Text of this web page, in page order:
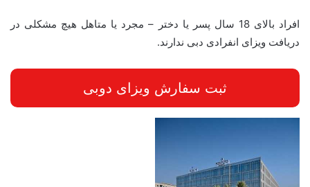
افراد بالای 18 سال پسر یا دختر – مجرد یا متاهل هیچ مشکلی در
دریافت ویزای انفرادی دبی ندارند.
ثبت سفارش ویزای دوبی